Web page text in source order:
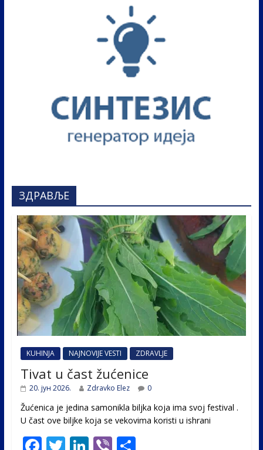
ЗДРАВЉЕ
KUHINJA NAJNOVIJE VESTI ZDRAVLJE
Tivat u čast žućenice
20. јун 2026. Zdravko Elez 0
Žućenica je jedina samonikla biljka koja ima svoj festival .
U čast ovе biljke koja se vekovima koristi u ishrani